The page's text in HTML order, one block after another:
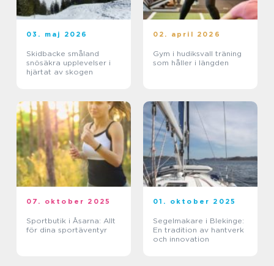
03. maj 2026
Skidbacke småland
snösäkra upplevelser i
hjärtat av skogen
02. april 2026
Gym i hudiksvall träning
som håller i längden
07. oktober 2025
Sportbutik i Åsarna: Allt
för dina sportäventyr
01. oktober 2025
Segelmakare i Blekinge:
En tradition av hantverk
och innovation